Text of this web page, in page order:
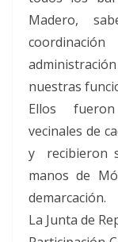
Madero,
nuestras
Ellos
vecinales de
y recibieron
manos de
demarcación.
La Junta de